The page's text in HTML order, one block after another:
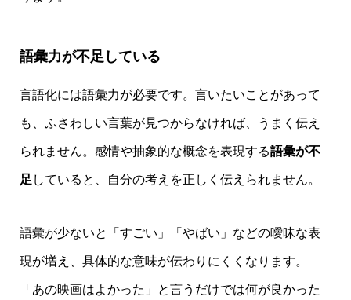
語彙力が不足している
言語化には語彙力が必要です。言いたいことがあって
も、ふさわしい言葉が見つからなければ、うまく伝え
られません。感情や抽象的な概念を表現する語彙が不
足 していると、自分の考えを正しく伝えられません。
語彙が少ないと「すごい」「やばい」などの曖昧な表
現が増え、具体的な意味が伝わりにくくなります。
「あの映画はよかった」と言うだけでは何が良かった